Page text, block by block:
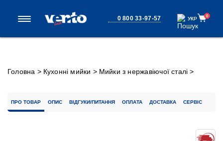
0 800 33-97-57 УКР
УКР 0
Головна > Кухонні мийки > Мийки з нержавіючої сталі >
ПРО ТОВАР ОПИС ВІДГУКИ/ПИТАННЯ ОПЛАТА ДОСТАВКА СЕРВІС